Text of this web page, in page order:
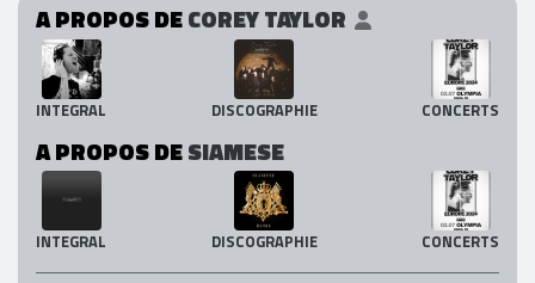
A PROPOS DECOREY TAYLOR
INTEGRAL DISCOGRAPHIE CONCERTS
A PROPOS DESIAMESE
INTEGRAL DISCOGRAPHIE CONCERTS